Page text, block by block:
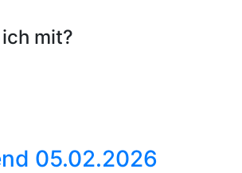
mit?
05.02.2026